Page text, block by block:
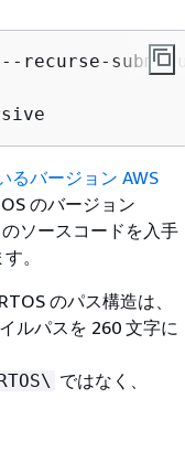
るバージョン AWS
のバージョン
ソースコードを入手
。
のパス構造は、
ルパスを 260 文字に
ではなく、